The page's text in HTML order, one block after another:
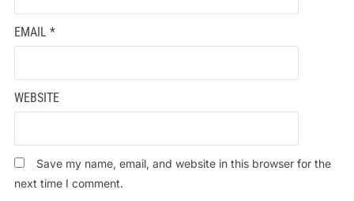
EMAIL *
WEBSITE
Save my name, email, and website in this browser for the
next time I comment.